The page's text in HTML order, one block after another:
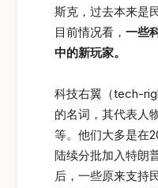
斯克，过去本来是
目前情况看， 一些
中的新玩家。
科技右翼（tech-
的名词，其代表人
等。他们大多是在
陆续分批加入特朗
后，一些原来支